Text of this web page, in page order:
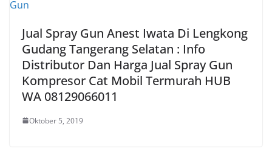
Jual Spray Gun Anest Iwata Di Lengkong
Gudang Tangerang Selatan : Info
Distributor Dan Harga Jual Spray Gun
Kompresor Cat Mobil Termurah HUB
WA 08129066011
Oktober 5, 2019